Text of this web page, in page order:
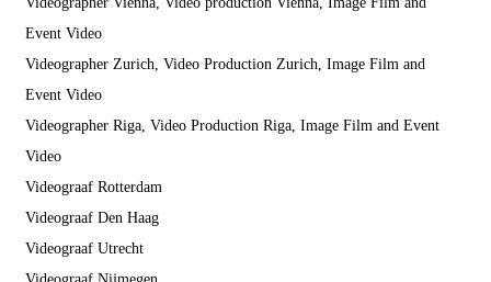
Event Video
Videographer Zurich, Video Production Zurich, Image Film and
Event Video
Videographer Riga, Video Production Riga, Image Film and Event
Video
Videograaf Rotterdam
Videograaf Den Haag
Videograaf Utrecht